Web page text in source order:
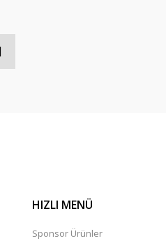
HIZLI MENÜ
Sponsor Ürünler